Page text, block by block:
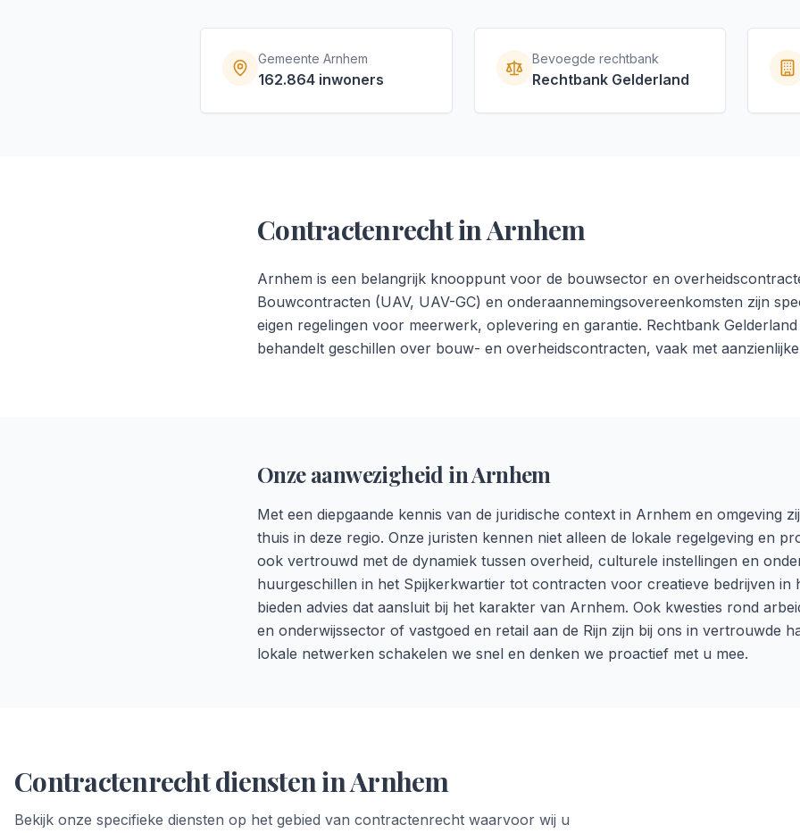
Gemeente Arnhem
162.864 inwoners
Bevoegde rechtbank
Rechtbank Gelderland
ContractenrechtinArnhem
Arnhem is een belangrijk knooppunt voor de bouwsector en
Bouwcontracten (UAV, UAV-GC) en onderaannemingsovereenkomsten zijn
eigen regelingen voor meerwerk, oplevering en garantie. Rechtbank
behandelt geschillen over bouw- en overheidscontracten, vaak met
Onze aanwezigheid inArnhem
Met een diepgaande kennis van de juridische context in Arnhem en omgeving
thuis in deze regio. Onze juristen kennen niet alleen de lokale regelgeving en
ook vertrouwd met de dynamiek tussen overheid, culturele instellingen en
huurgeschillen in het Spijkerkwartier tot contracten voor creatieve bedrijven in
bieden advies dat aansluit bij het karakter van Arnhem. Ook kwesties rond
en onderwijssector of vastgoed en retail aan de Rijn zijn bij ons in vertrouwde
lokale netwerken schakelen we snel en denken we proactief met u mee.
Contractenrechtdiensten inArnhem
Bekijk onze specifieke diensten op het gebied van contractenrecht waarvoor wij u